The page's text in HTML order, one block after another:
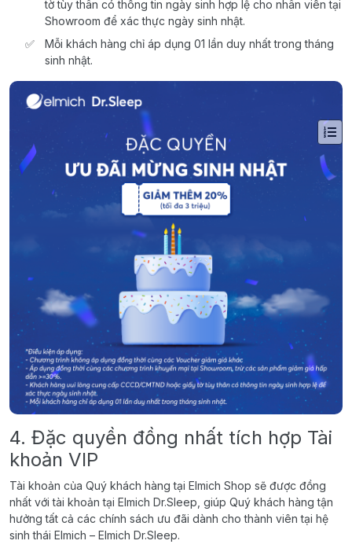
tờ tùy thân có thông tin ngày sinh hợp lệ cho nhân viên tại
Showroom để xác thực ngày sinh nhật.
Mỗi khách hàng chỉ áp dụng 01 lần duy nhất trong tháng
sinh nhật.
4. Đặc quyền đồng nhất tích hợp Tài
khoản VIP
Tài khoản của Quý khách hàng tại Elmich Shop sẽ được đồng
nhất với tài khoản tại Elmich Dr.Sleep, giúp Quý khách hàng tận
hưởng tất cả các chính sách ưu đãi dành cho thành viên tại hệ
sinh thái Elmich – Elmich Dr.Sleep.